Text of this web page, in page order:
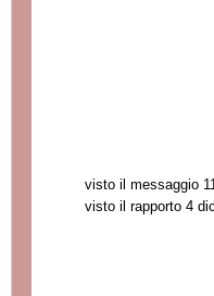
visto il messaggio
visto il rapporto 4